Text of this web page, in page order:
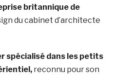
britannique de
du cabinet d’architecte
spécialisé dans les petits
reconnu pour son